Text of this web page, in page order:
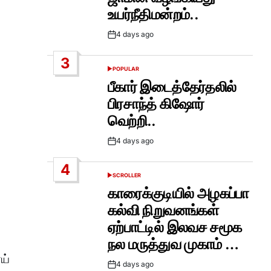
உயர்நீதிமன்றம்..
Post4 days ago
3
POSTED
POPULAR
பீகார் இடைத்தேர்தலில்
பிரசாந்த் கிஷோர்
வெற்றி..
Post4 days ago
4
POSTED
SCROLLER
காரைக்குடியில் அழகப்பா
கல்வி நிறுவனங்கள்
ஏற்பாட்டில் இலவச சமூக
நல மருத்துவ முகாம் …
Post4 days ago